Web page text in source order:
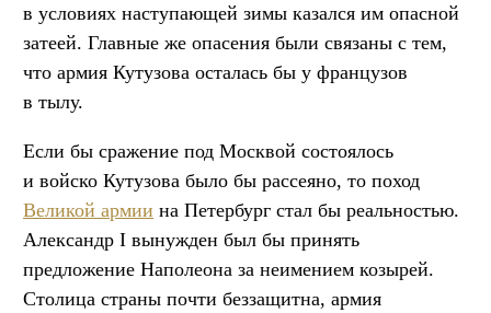
в условиях наступающей зимы казался им опасной
затеей. Главные же опасения были связаны с тем,
что армия Кутузова осталась бы у французов
в тылу.
Если бы сражение под Москвой состоялось
и войско Кутузова было бы рассеяно, то поход
Великой армии на Петербург стал бы реальностью.
Александр I вынужден был бы принять
предложение Наполеона за неимением козырей.
Столица страны почти беззащитна, армия